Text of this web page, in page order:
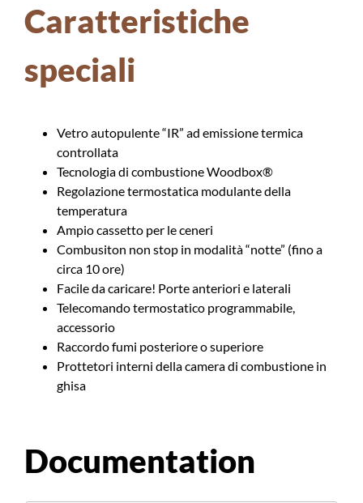
Caratteristiche
speciali
Vetro autopulente “IR” ad emissione termica
controllata
Tecnologia di combustione Woodbox®
Regolazione termostatica modulante della
temperatura
Ampio cassetto per le ceneri
Combusiton non stop in modalità “notte” (fino a
circa 10 ore)
Facile da caricare! Porte anteriori e laterali
Telecomando termostatico programmabile,
accessorio
Raccordo fumi posteriore o superiore
Prottetori interni della camera di combustione in
ghisa
Documentation